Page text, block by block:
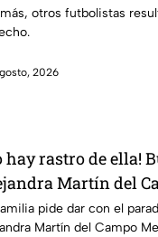
otros futbolistas
2026
hay rastro de ella!
Martín del
en
pide dar con el
Martín del Campo